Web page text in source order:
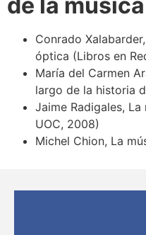
Conrado
óptica (Libros en
María del Carmen
largo de la historia
Jaime Radigales,
UOC, 2008)
Michel Chion, La